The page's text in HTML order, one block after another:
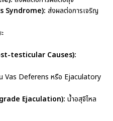
Syndrome): ส่งผลต่อการเจริญ
testicular Causes):
Vas Deferens หรือ Ejaculatory
Ejaculation): น้ำอสุจิไหล